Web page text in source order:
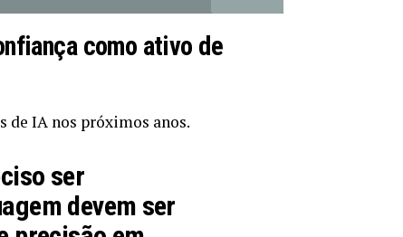
como ativo de
de IA nos próximos anos.
ser
devem ser